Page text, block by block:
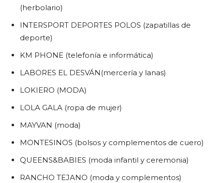
(herbolario)
INTERSPORT DEPORTES POLOS (zapatillas de
deporte)
KM PHONE (telefonía e informática)
LABORES EL DESVÁN(mercería y lanas)
LOKIERO (MODA)
LOLA GALA (ropa de mujer)
MAYVAN (moda)
MONTESINOS (bolsos y complementos de cuero)
QUEENS&BABIES (moda infantil y ceremonia)
RANCHO TEJANO (moda y complementos)